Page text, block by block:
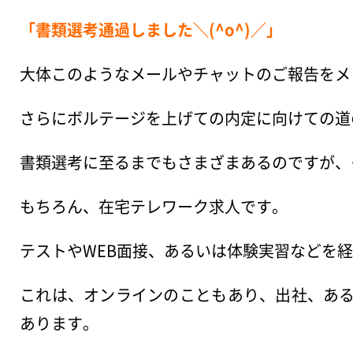
「書類選考通過しました＼(^o^)／」
大体このようなメールやチャットのご報告を
さらにボルテージを上げての内定に向けての
書類選考に至るまでもさまざまあるのですが
もちろん、在宅テレワーク求人です。
テストやWEB面接、あるいは体験実習などを
これは、オンラインのこともあり、出社、あ
あります。